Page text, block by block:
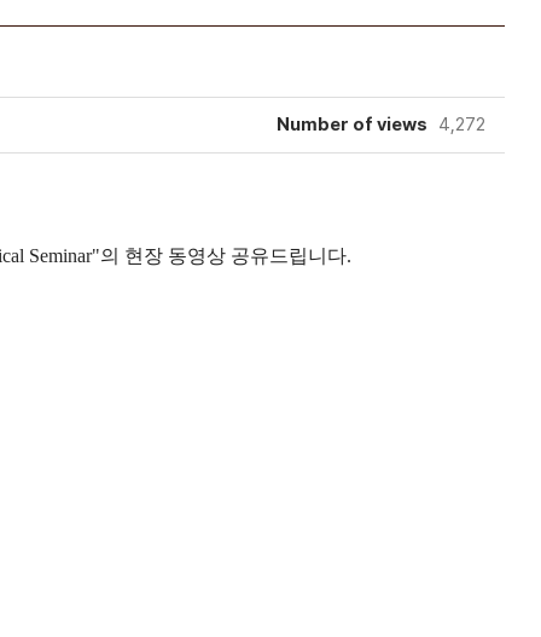
Number of views 4,272
Seminar"의 현장 동영상 공유드립니다.